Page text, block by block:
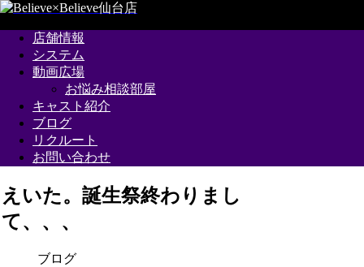
店舗情報
システム
動画広場
お悩み相談部屋
キャスト紹介
ブログ
リクルート
お問い合わせ
えいた。誕生祭終わりまし
て、、、
ブログ